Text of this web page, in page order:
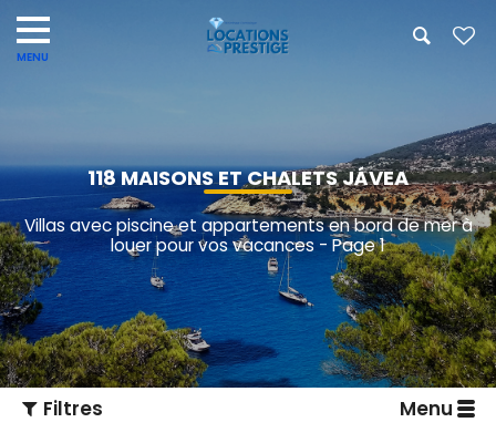
118 MAISONS ET CHALETS JÁVEA
Villas avec piscine et appartements en bord de mer à
louer pour vos vacances - Page 1
Filtres Menu